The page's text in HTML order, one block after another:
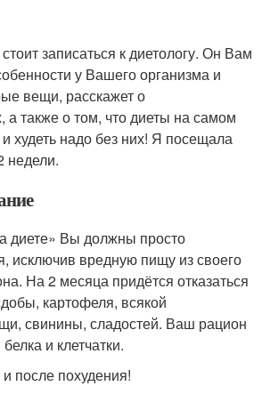
записаться к диетологу. Он Вам
у Вашего организма и
вещи, расскажет о
а также о том, что диеты на самом
худеть надо без них! Я посещала
недели.
диете» Вы должны просто
исключив вредную пищу из своего
На 2 месяца придётся отказаться
картофеля, всякой
свинины, сладостей. Ваш рацион
и клетчатки.
после похудения!